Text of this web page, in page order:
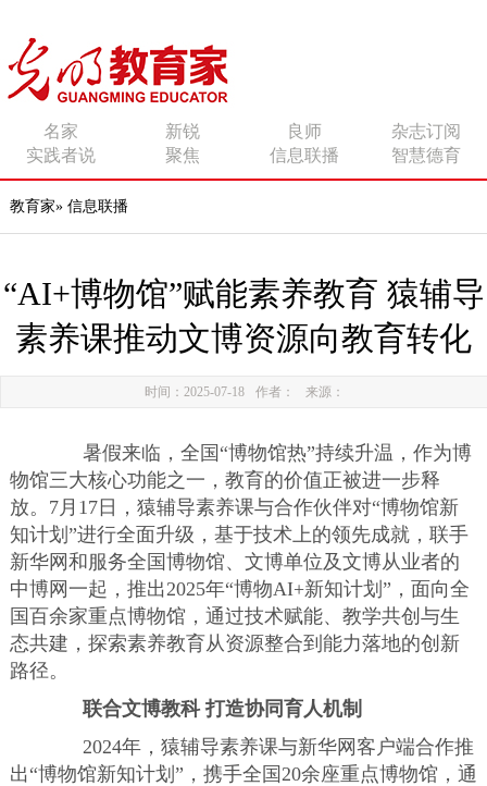
名家 新锐 良师
杂志订阅
实践者说
聚焦 信息联播 智慧德育
教育家» 信息联播
“AI+博物馆”赋能素养教育 猿辅导
素养课推动文博资源向教育转化
时间：2025-07-18 作者： 来源：
暑假来临，全国“博物馆热”持续升温，作为博
物馆三大核心功能之一，教育的价值正被进一步释
放。7月17日，猿辅导素养课与合作伙伴对“博物馆新
知计划”进行全面升级，基于技术上的领先成就，联手
新华网和服务全国博物馆、文博单位及文博从业者的
中博网一起，推出2025年“博物AI+新知计划”，面向全
国百余家重点博物馆，通过技术赋能、教学共创与生
态共建，探索素养教育从资源整合到能力落地的创新
路径。
联合文博教科 打造协同育人机制
2024年，猿辅导素养课与新华网客户端合作推
出“博物馆新知计划”，携手全国20余座重点博物馆，通